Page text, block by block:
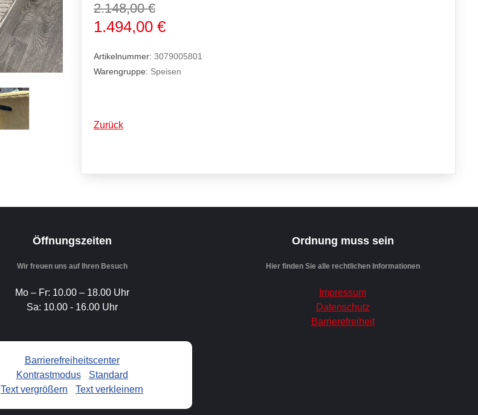
2.148,00 €
1.494,00 €
Artikelnummer: 3079005801
Warengruppe: Speisen
Zurück
Öffnungszeiten
Wir freuen uns auf Ihren Besuch
Mo – Fr: 10.00 – 18.00 Uhr
Sa: 10.00 - 16.00 Uhr
Barrierefreiheitscenter
Kontrastmodus- Standard
Text vergrößern
Text verkleinern
Ordnung muss sein
Hier finden Sie alle rechtlichen Informationen
Impressum
Datenschutz
Barrierefreiheit